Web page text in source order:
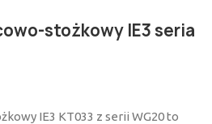
stożkowy IE3 seria
IE3 KT033 z serii WG20 to